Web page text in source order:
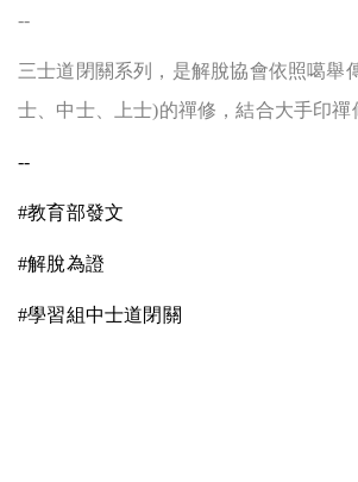
--
三士道閉關系列，是解脫協會依照噶舉
士、中士、上士)的禪修，結合大手印禪
--
#教育部發文
#解脫為證
#學習組中士道閉關